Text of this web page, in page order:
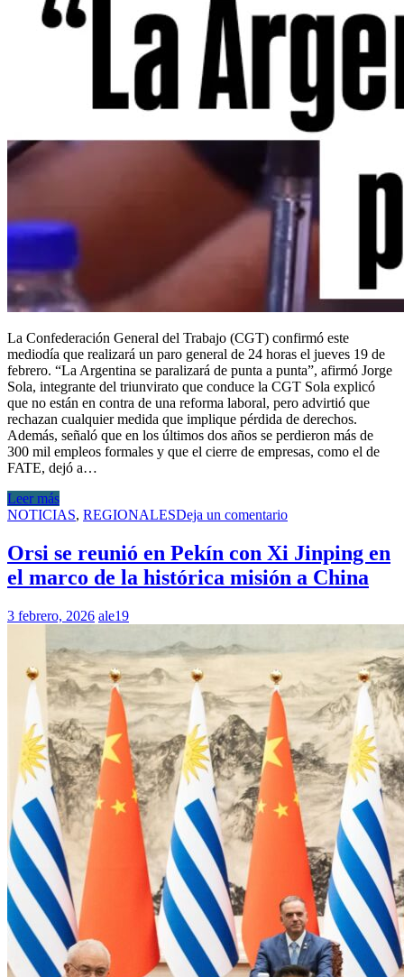
La Confederación General del Trabajo (CGT) confirmó este
mediodía que realizará un paro general de 24 horas el jueves 19 de
febrero. “La Argentina se paralizará de punta a punta”, afirmó Jorge
Sola, integrante del triunvirato que conduce la CGT Sola explicó
que no están en contra de una reforma laboral, pero advirtió que
rechazan cualquier medida que implique pérdida de derechos.
Además, señaló que en los últimos dos años se perdieron más de
300 mil empleos formales y que el cierre de empresas, como el de
FATE, dejó a…
Leer más
NOTICIAS, REGIONALESDeja un comentario
Orsi se reunió en Pekín con Xi Jinping en
el marco de la histórica misión a China
3 febrero, 2026 ale19